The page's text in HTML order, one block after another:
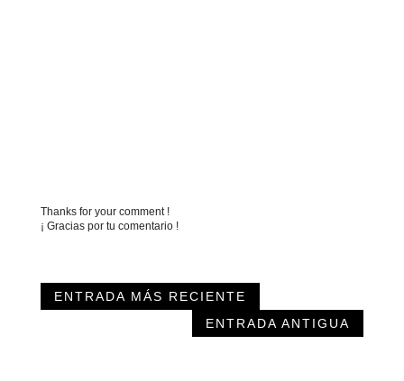
Thanks for your comment !
¡ Gracias por tu comentario !
ENTRADA MÁS RECIENTE
ENTRADA ANTIGUA